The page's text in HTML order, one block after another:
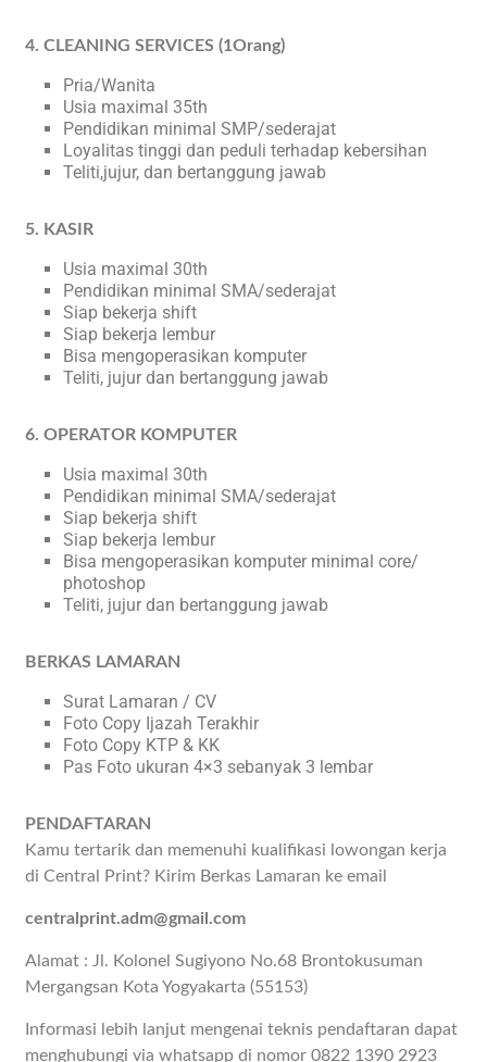
4. CLEANING SERVICES (1Orang)
Pria/Wanita
Usia maximal 35th
Pendidikan minimal SMP/sederajat
Loyalitas tinggi dan peduli terhadap kebersihan
Teliti,jujur, dan bertanggung jawab
5. KASIR
Usia maximal 30th
Pendidikan minimal SMA/sederajat
Siap bekerja shift
Siap bekerja lembur
Bisa mengoperasikan komputer
Teliti, jujur dan bertanggung jawab
6. OPERATOR KOMPUTER
Usia maximal 30th
Pendidikan minimal SMA/sederajat
Siap bekerja shift
Siap bekerja lembur
Bisa mengoperasikan komputer minimal core/
photoshop
Teliti, jujur dan bertanggung jawab
BERKAS LAMARAN
Surat Lamaran / CV
Foto Copy Ijazah Terakhir
Foto Copy KTP & KK
Pas Foto ukuran 4×3 sebanyak 3 lembar
PENDAFTARAN
Kamu tertarik dan memenuhi kualifikasi lowongan kerja
di Central Print? Kirim Berkas Lamaran ke email
centralprint.adm@gmail.com
Alamat : Jl. Kolonel Sugiyono No.68 Brontokusuman
Mergangsan Kota Yogyakarta (55153)
Informasi lebih lanjut mengenai teknis pendaftaran dapat
menghubungi via whatsapp di nomor 0822 1390 2923